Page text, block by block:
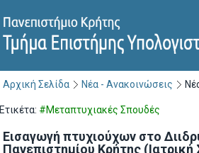
Αρχική Σελίδα Νέα - Ανακοινώσεις
Ετικέτα: #Μεταπτυχιακές Σπουδές
Εισαγωγή πτυχιούχων στο
Πανεπιστημίου Κρήτης